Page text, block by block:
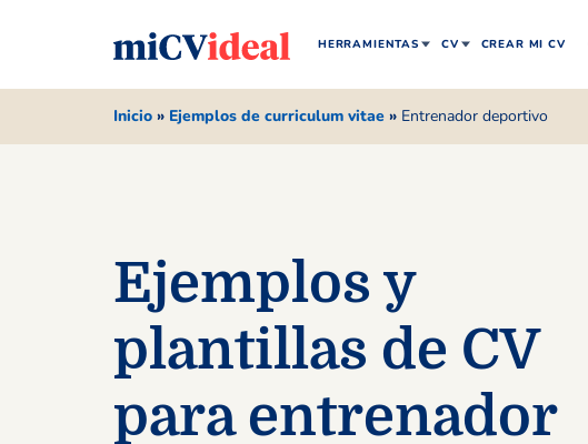
HERRAMIENTAS CV CREAR MI CV
Inicio » Ejemplos de curriculum vitae » Entrenador deportivo
Ejemplos y
plantillas de CV
para entrenador